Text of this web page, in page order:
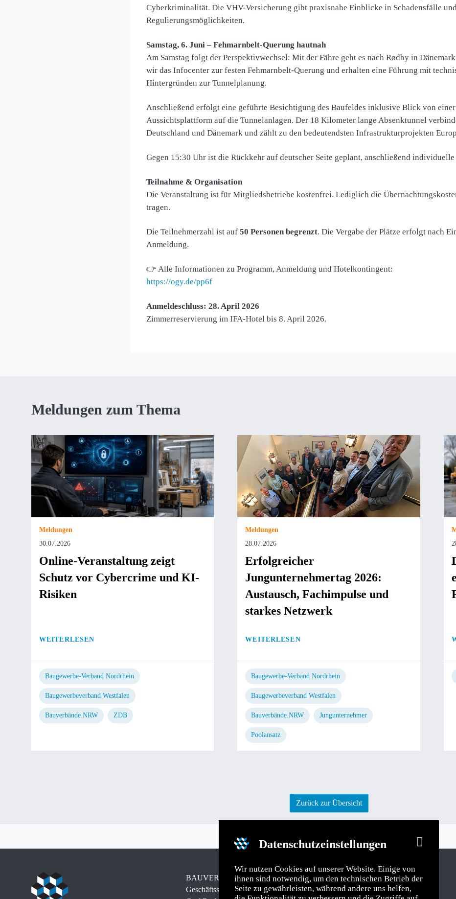
Datenschutzeinstellungen
Wir nutzen Cookies auf unserer Website. Einige von
ihnen sind notwendig, um den technischen Betrieb der
Seite zu gewährleisten, während andere uns helfen,
Cyberkriminalität. Die VHV-Versicherung gibt praxisnahe Einblicke in Schadensfälle
Regulierungsmöglichkeiten.
Samstag, 6. Juni – Fehmarnbelt-Querung hautnah
Am Samstag folgt der Perspektivwechsel: Mit der Fähre geht es nach Rødby in
wir das Infocenter zur festen Fehmarnbelt-Querung und erhalten eine Führung mit
Hintergründen zur Tunnelplanung.
Anschließend erfolgt eine geführte Besichtigung des Baufeldes inklusive Blick von einer
Aussichtsplattform auf die Tunnelanlagen. Der 18 Kilometer lange Absenktunnel
Deutschland und Dänemark und zählt zu den bedeutendsten Infrastrukturprojekten
Gegen 15:30 Uhr ist die Rückkehr auf deutscher Seite geplant, anschließend individuelle
Teilnahme & Organisation
Die Veranstaltung ist für Mitgliedsbetriebe kostenfrei. Lediglich die
tragen.
Die Teilnehmerzahl ist auf 50 Personen begrenzt. Die Vergabe der Plätze erfolgt nach
Anmeldung.
👉 Alle Informationen zu Programm, Anmeldung und Hotelkontingent:
https://ogy.de/pp6f
Anmeldeschluss: 28. April 2026
Zimmerreservierung im IFA-Hotel bis 8. April 2026.
Meldungen zum Thema
Meldungen
30.07.2026
Online-Veranstaltung zeigt
Schutz vor Cybercrime und KI-
Risiken
WEITERLESEN
Baugewerbe-Verband Nordrhein
Baugewerbeverband Westfalen
Bauverbände.NRW ZDB
Meldungen
28.07.2026
Erfolgreicher
Jungunternehmertag 2026:
Austausch, Fachimpulse und
starkes Netzwerk
WEITERLESEN
Baugewerbe-Verband Nordrhein
Baugewerbeverband Westfalen
Bauverbände.NRW Jungunternehmer
Poolansatz
Zurück zur Übersicht
BAUVERBÄNDE NRW e. V.
Geschäftsstelle Düsseldorf
BAUVERBÄNDE NRW e. V.
Geschäftsstelle Dortmund